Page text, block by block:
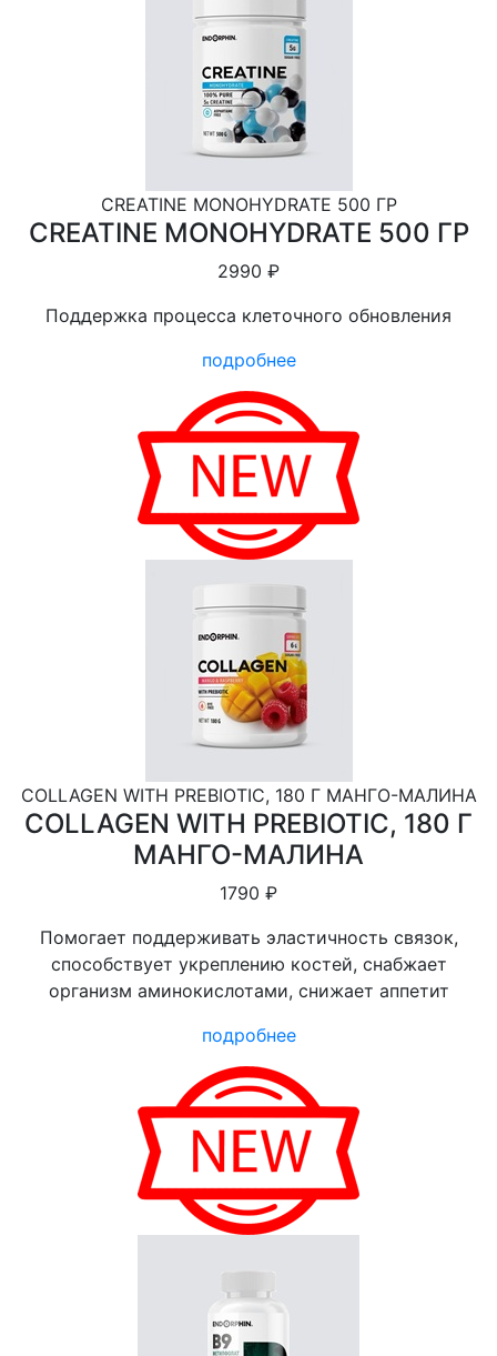
CREATINE MONOHYDRATE 500 ГР
CREATINE MONOHYDRATE 500 ГР
2990 ₽
Поддержка процесса клеточного обновления
подробнее
COLLAGEN WITH PREBIOTIC, 180 Г МАНГО-МАЛИНА
COLLAGEN WITH PREBIOTIC, 180 Г
МАНГО-МАЛИНА
1790 ₽
Помогает поддерживать эластичность связок,
способствует укреплению костей, снабжает
организм аминокислотами, снижает аппетит
подробнее